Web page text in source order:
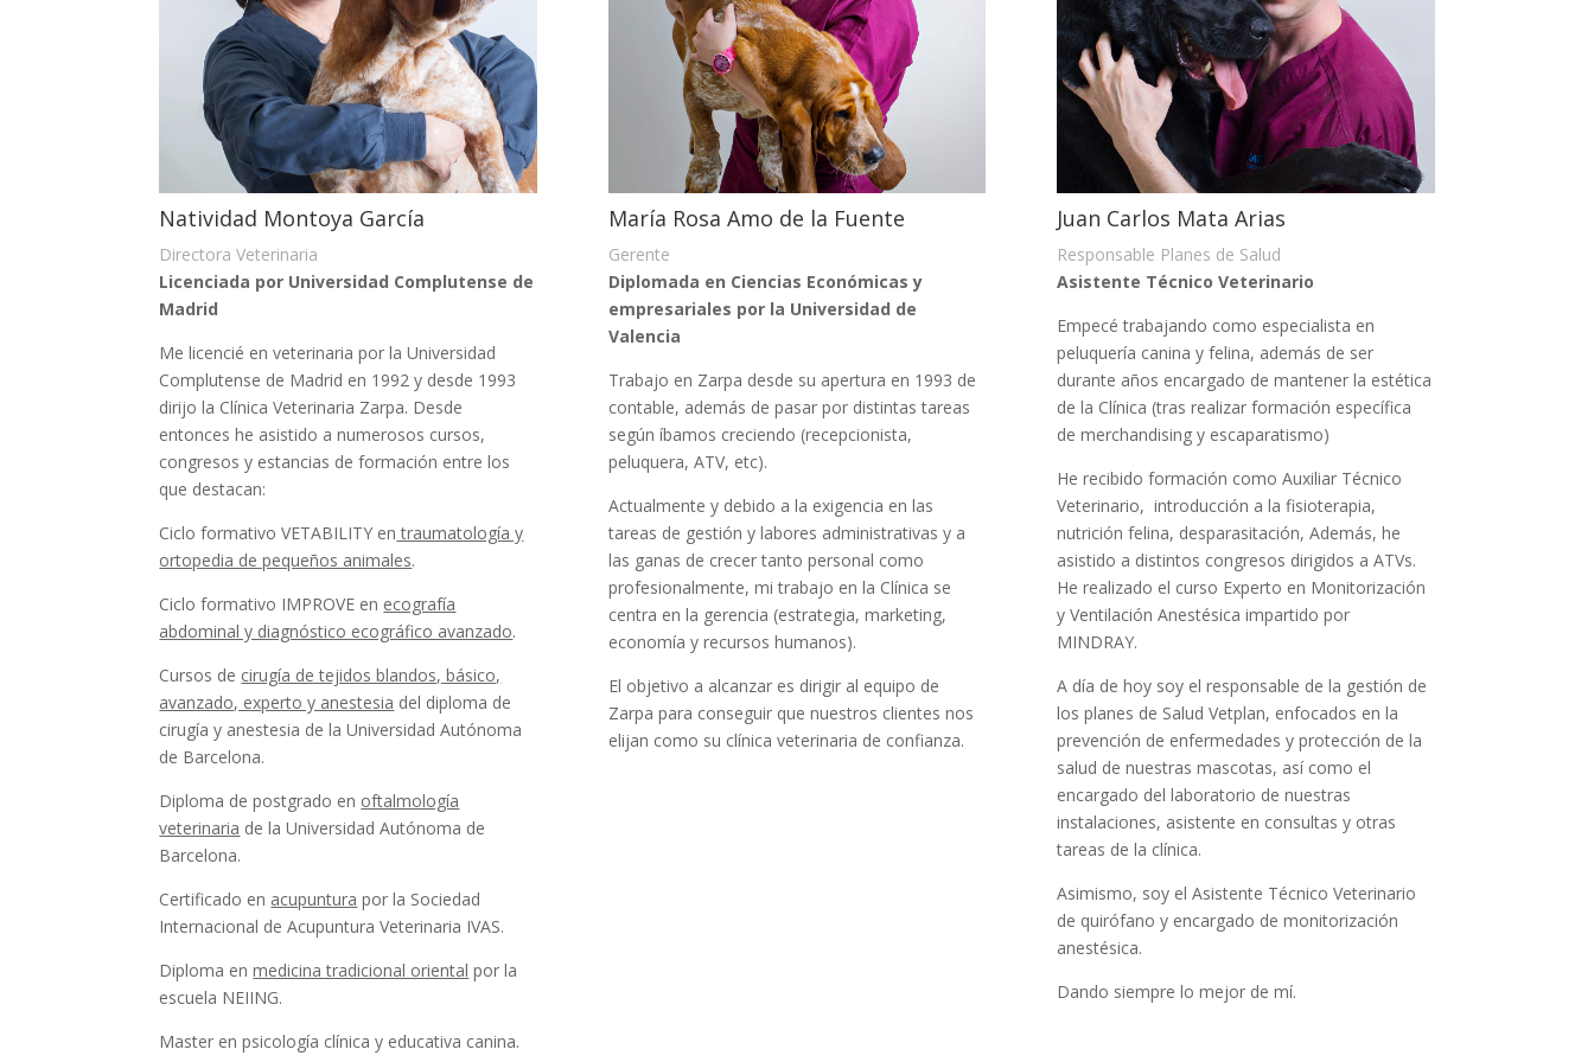
Natividad Montoya García
Directora Veterinaria
Licenciada por Universidad Complutense de
Madrid
Me licencié en veterinaria por la Universidad
Complutense de Madrid en 1992 y desde 1993
dirijo la Clínica Veterinaria Zarpa. Desde
entonces he asistido a numerosos cursos,
congresos y estancias de formación entre los
que destacan:
Ciclo formativo VETABILITY en traumatología y
ortopedia de pequeños animales.
Ciclo formativo IMPROVE en ecografía
abdominal y diagnóstico ecográfico avanzado.
Cursos de cirugía de tejidos blandos, básico,
avanzado, experto y anestesia del diploma de
cirugía y anestesia de la Universidad Autónoma
de Barcelona.
Diploma de postgrado en oftalmología
veterinaria de la Universidad Autónoma de
Barcelona.
Certificado en acupuntura por la Sociedad
Internacional de Acupuntura Veterinaria IVAS.
Diploma enmedicina tradicional oriental por la
escuela NEIING.
Master en psicología clínica y educativa canina.
María Rosa Amo de la Fuente
Gerente
Diplomada en Ciencias Económicas y
empresariales por la Universidad de
Valencia
Trabajo en Zarpa desde su apertura en 1993 de
contable, además de pasar por distintas tareas
según íbamos creciendo (recepcionista,
peluquera, ATV, etc).
Actualmente y debido a la exigencia en las
tareas de gestión y labores administrativas y a
las ganas de crecer tanto personal como
profesionalmente, mi trabajo en la Clínica se
centra en la gerencia (estrategia, marketing,
economía y recursos humanos).
El objetivo a alcanzar es dirigir al equipo de
Zarpa para conseguir que nuestros clientes nos
elijan como su clínica veterinaria de confianza.
Juan Carlos Mata Arias
Responsable Planes de Salud
Asistente Técnico Veterinario
Empecé trabajando como especialista en
peluquería canina y felina, además de ser
durante años encargado de mantener la estética
de la Clínica (tras realizar formación específica
de merchandising y escaparatismo)
He recibido formación como Auxiliar Técnico
Veterinario, introducción a la fisioterapia,
nutrición felina, desparasitación, Además, he
asistido a distintos congresos dirigidos a ATVs.
He realizado el curso Experto en Monitorización
y Ventilación Anestésica impartido por
MINDRAY.
A día de hoy soy el responsable de la gestión de
los planes de Salud Vetplan, enfocados en la
prevención de enfermedades y protección de la
salud de nuestras mascotas, así como el
encargado del laboratorio de nuestras
instalaciones, asistente en consultas y otras
tareas de la clínica.
Asimismo, soy el Asistente Técnico Veterinario
de quirófano y encargado de monitorización
anestésica.
Dando siempre lo mejor de mí.